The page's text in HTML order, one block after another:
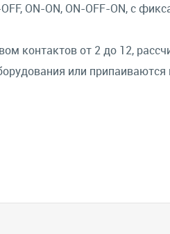
ON-ON, ON-OFF-ON, с
контактов от 2 до 12,
или припаиваются